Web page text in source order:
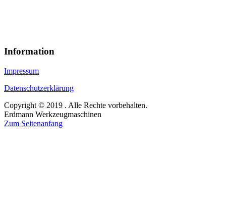
Information
Impressum
Datenschutzerklärung
Copyright © 2019 . Alle Rechte vorbehalten.
Erdmann Werkzeugmaschinen
Zum Seitenanfang